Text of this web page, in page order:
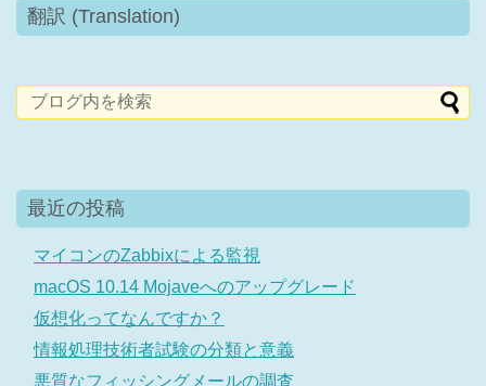
翻訳 (Translation)
最近の投稿
マイコンのZabbixによる監視
macOS 10.14 Mojaveへのアップグレード
仮想化ってなんですか？
情報処理技術者試験の分類と意義
悪質なフィッシングメールの調査